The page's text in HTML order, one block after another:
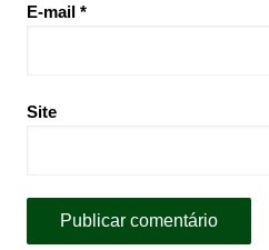
E-mail *
Site